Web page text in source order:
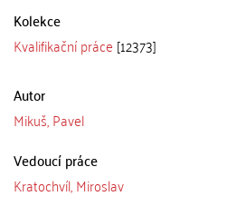
Kolekce
Kvalifikační práce [12373]
Autor
Mikuš, Pavel
Vedoucí práce
Kratochvíl, Miroslav